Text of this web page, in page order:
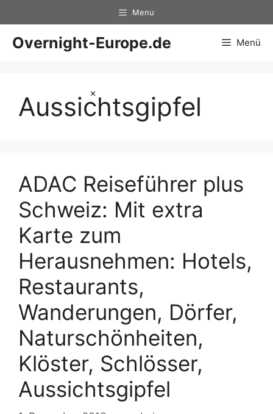
×
Inhalt
springen
Menu
Overnight-Europe.de Menü
Aussichtsgipfel
ADAC Reiseführer plus
Schweiz: Mit extra
Karte zum
Herausnehmen: Hotels,
Restaurants,
Wanderungen, Dörfer,
Naturschönheiten,
Klöster, Schlösser,
Aussichtsgipfel